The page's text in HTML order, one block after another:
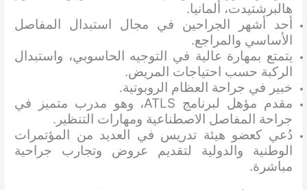
هالبرشتيدت، ألمانيا.
أحد أشهر الجراحين في مجال استبدال المفاصل
الأساسي والمراجع.
يتمتع بمهارة عالية في التوجيه الحاسوبي، واستبدال
الركبة حسب احتياجات المريض.
خبير في جراحة العظام الروبوتية.
مقدم مؤهل لبرنامج ATLS، وهو مدرب متميز في
جراحة المفاصل الاصطناعية ومهارات التنظير.
دُعي كعضو هيئة تدريس في العديد من المؤتمرات
الوطنية والدولية لتقديم عروض وتجارب جراحية
مباشرة.